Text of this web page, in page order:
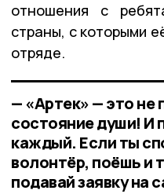
отношения с
страны, с которыми
отряде.
— «Артек» — это не
состояние души! И
каждый. Если ты
волонтёр, поёшь и
подавай заявку на